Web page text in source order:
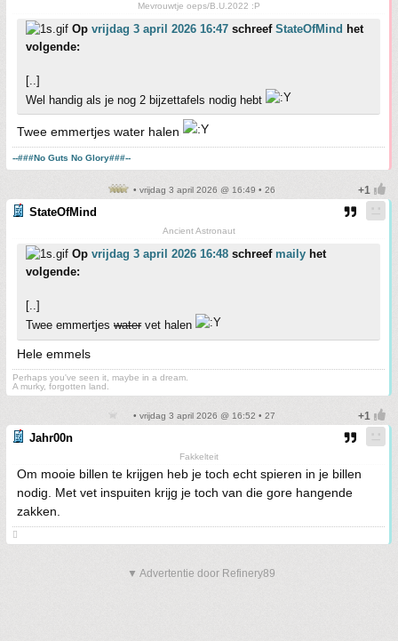
Mevrouwtje oeps/B.U.2022 :P
Op vrijdag 3 april 2026 16:47 schreef StateOfMind het
volgende:
[..]
Wel handig als je nog 2 bijzettafels nodig hebt
Twee emmertjes water halen
--###No Guts No Glory###--
• vrijdag 3 april 2026 @ 16:49 • 26
StateOfMind
Ancient Astronaut
Op vrijdag 3 april 2026 16:48 schreef maily het
volgende:
[..]
Twee emmertjes watervet halen
Hele emmels
Perhaps you've seen it, maybe in a dream.
A murky, forgotten land.
• vrijdag 3 april 2026 @ 16:52 • 27
Jahr00n
Fakkelteit
Om mooie billen te krijgen heb je toch echt spieren in je billen
nodig. Met vet inspuiten krijg je toch van die gore hangende
zakken.

▼ Advertentie door Refinery89